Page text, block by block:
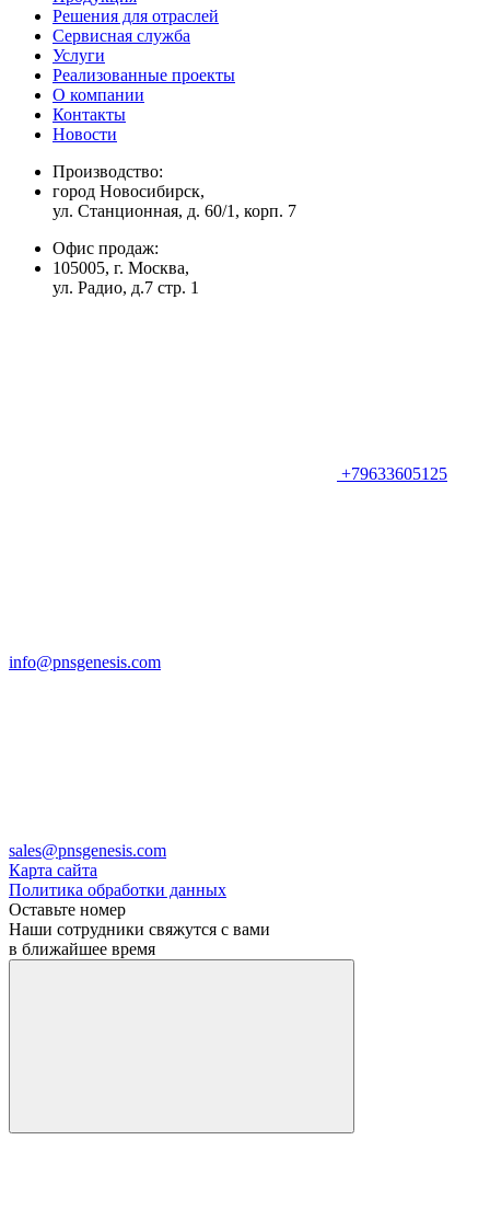
Решения для отраслей
Сервисная служба
Услуги
Реализованные проекты
О компании
Контакты
Новости
Производство:
город Новосибирск,
ул. Станционная, д. 60/1, корп. 7
Офис продаж:
105005, г. Москва,
ул. Радио, д.7 стр. 1
+79633605125
info@pnsgenesis.com
sales@pnsgenesis.com
Карта сайта
Политика обработки данных
Оставьте номер
Наши сотрудники свяжутся с вами
в ближайшее время